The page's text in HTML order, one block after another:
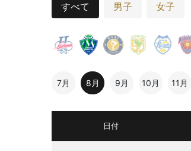
すべて 男子 女子
7月 8月 9月 10月 11月
日付